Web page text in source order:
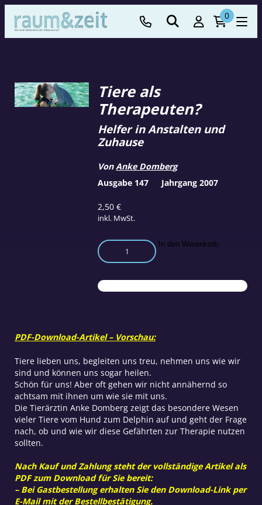
0
Tiere als
Therapeuten?
2,50€
inkl. MwSt.
Helfer in Anstalten und
Zuhause
VonAnke Domberg
Tiere
als
Menge
In den Warenkorb
Ausgabe 147 Jahrgang 2007
PDF-Download-Artikel – Vorschau:
Tiere lieben uns, begleiten uns treu, nehmen uns wie wir
sind und können uns sogar heilen.
Schön für uns! Aber oft gehen wir nicht annähernd so
achtsam mit ihnen um wie sie mit uns.
Die Tierärztin Anke Domberg zeigt das besondere Wesen
vieler Tiere vom Hund zum Delphin auf und geht der Frage
nach, ob und wie wir diese Gefährten zur Therapie nutzen
sollten.
Nach Kauf und Zahlung steht der vollständige Artikel als
PDF zum Download für Sie bereit:
– Bei Gastbestellung erhalten Sie den Download-Link per
E-Mail mit der Bestellbestätigung.